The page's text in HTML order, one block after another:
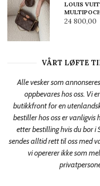
LOUIS
24 800,00
VÅRT LØFTE
Alle vesker som
oppbevares hos oss. Vi
butikkfront for en
bestiller hos oss er vanligvis
etter bestilling hvis du bor i
sendes alltid rett til oss med
vi opererer ikke som